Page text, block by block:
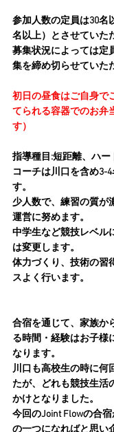
参加人数の定員は30名
名以上）とさせていた
募集状況によっては定
集を締め切らせていた
初日の昼食はご自身で
てられる容器でのお弁
す）
指導種目:短距離、ハー
コーチは川口を含め3-
す。
少人数で、練習の質が
運営に努めます。
中学生など競技レベル
は変更します。
体力づくり、技術の習
スよく行います。
合宿を通じて、家族か
る時間・経験はお子様
なります。
川口も高校生の時に何
たが、どれも競技生活
かけとなりました。
今回のJoint Flowの合
の一つになればと思い